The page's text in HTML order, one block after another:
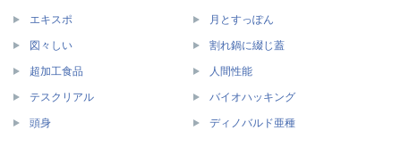
エキスポ 月とすっぽん
図々しい 割れ鍋に綴じ蓋
超加工食品 人間性能
テスクリアル バイオハッキング
頭身 ディノバルド亜種